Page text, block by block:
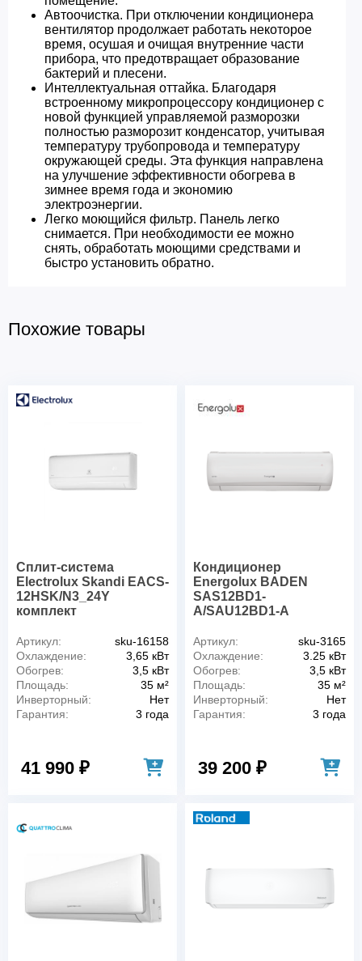
Автоочистка. При отключении кондиционера
вентилятор продолжает работать некоторое
время, осушая и очищая внутренние части
прибора, что предотвращает образование
бактерий и плесени.
Интеллектуальная оттайка. Благодаря
встроенному микропроцессору кондиционер с
новой функцией управляемой разморозки
полностью разморозит конденсатор, учитывая
температуру трубопровода и температуру
окружающей среды. Эта функция направлена
на улучшение эффективности обогрева в
зимнее время года и экономию
электроэнергии.
Легко моющийся фильтр. Панель легко
снимается. При необходимости ее можно
снять, обработать моющими средствами и
быстро установить обратно.
Похожие товары
Сплит-система
Electrolux Skandi EACS-
12HSK/N3_24Y
комплект
Артикул:
sku-16158
Охлаждение:
3,65 кВт
Обогрев:
3,5 кВт
Площадь:
35 м²
Инверторный:
Нет
Гарантия:
3 года
41 990 ₽
Кондиционер
Energolux BADEN
SAS12BD1-
A/SAU12BD1-A
Артикул:
sku-3165
Охлаждение:
3.25 кВт
Обогрев:
3,5 кВт
Площадь:
35 м²
Инверторный:
Нет
Гарантия:
3 года
39 200 ₽